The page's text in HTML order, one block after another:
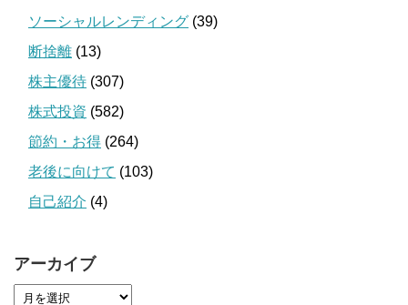
ソーシャルレンディング (39)
断捨離 (13)
株主優待 (307)
株式投資 (582)
節約・お得 (264)
老後に向けて (103)
自己紹介 (4)
アーカイブ